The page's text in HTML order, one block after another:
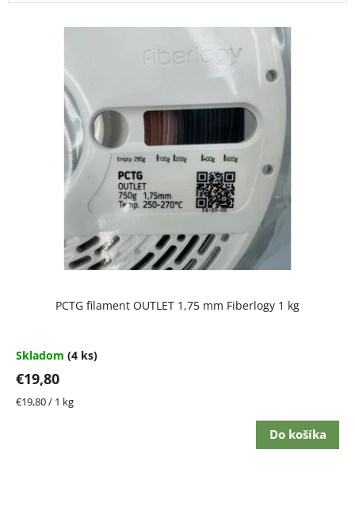
PCTG filament OUTLET 1,75 mm Fiberlogy 1 kg
Skladom (4 ks)
€19,80
Jednotková
€19,80 / 1 kg
Do košíka